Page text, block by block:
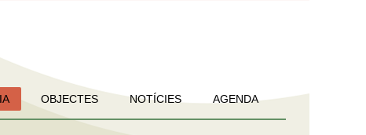
OBJECTES NOTÍCIES AGENDA